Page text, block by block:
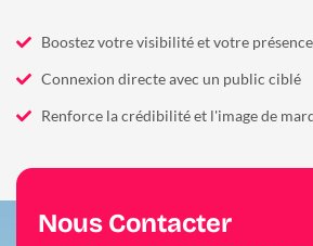
Boostez votre visibilité et votre
Connexion directe avec un public ciblé
Renforce la crédibilité et l'image de
Nous Contacter